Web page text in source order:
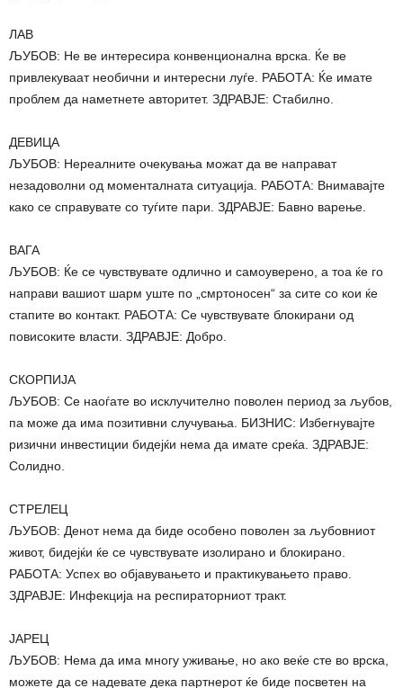
ЛАВ
ЉУБОВ: Не ве интересира конвенционална врска. Ќе ве
привлекуваат необични и интересни луѓе. РАБОТА: Ќе имате
проблем да наметнете авторитет. ЗДРАВЈЕ: Стабилно.
ДЕВИЦА
ЉУБОВ: Нереалните очекувања можат да ве направат
незадоволни од моменталната ситуација. РАБОТА: Внимавајте
како се справувате со туѓите пари. ЗДРАВЈЕ: Бавно варење.
ВАГА
ЉУБОВ: Ќе се чувствувате одлично и самоуверено, а тоа ќе го
направи вашиот шарм уште по „смртоносен“ за сите со кои ќе
стапите во контакт. РАБОТА: Се чувствувате блокирани од
повисоките власти. ЗДРАВЈЕ: Добро.
СКОРПИЈА
ЉУБОВ: Се наоѓате во исклучително поволен период за љубов,
па може да има позитивни случувања. БИЗНИС: Избегнувајте
ризични инвестиции бидејќи нема да имате среќа. ЗДРАВЈЕ:
Солидно.
СТРЕЛЕЦ
ЉУБОВ: Денот нема да биде особено поволен за љубовниот
живот, бидејќи ќе се чувствувате изолирано и блокирано.
РАБОТА: Успех во објавувањето и практикувањето право.
ЗДРАВЈЕ: Инфекција на респираторниот тракт.
ЈАРЕЦ
ЉУБОВ: Нема да има многу уживање, но ако веќе сте во врска,
можете да се надевате дека партнерот ќе биде посветен на